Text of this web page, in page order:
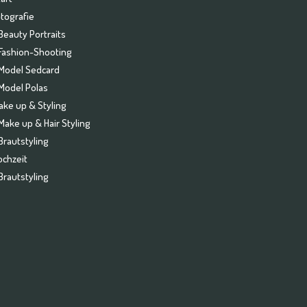
Portraits
Shooting
Sedcard
Polas
up & Styling
up & Hair Styling